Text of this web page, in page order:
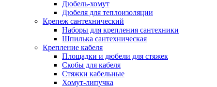
Дюбель-хомут
Дюбеля для теплоизоляции
Крепеж сантехнический
Наборы для крепления сантехники
Шпилька сантехническая
Крепление кабеля
Площадки и дюбели для стяжек
Скобы для кабеля
Стяжки кабельные
Хомут-липучка